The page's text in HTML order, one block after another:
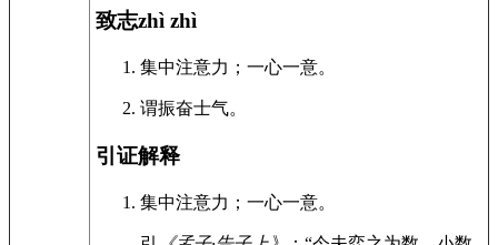
致志zhì zhì
集中注意力；一心一意。
谓振奋士气。
引证解释
集中注意力；一心一意。